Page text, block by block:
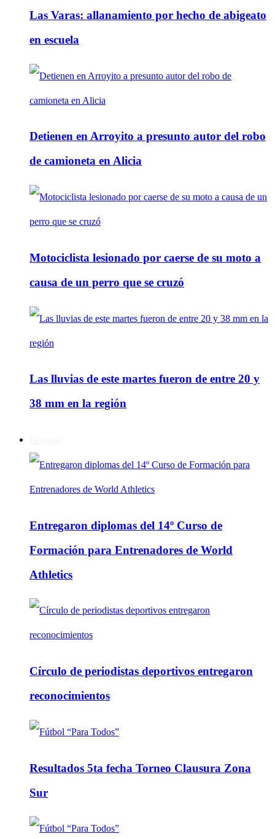
Las Varas: allanamiento por hecho de abigeato
en escuela
Detienen en Arroyito a presunto autor del robo
de camioneta en Alicia
Motociclista lesionado por caerse de su moto a
causa de un perro que se cruzó
Las lluvias de este martes fueron de entre 20 y
38 mm en la región
Entregaron diplomas del 14º Curso de
Formación para Entrenadores de World
Athletics
Círculo de periodistas deportivos entregaron
reconocimientos
Resultados 5ta fecha Torneo Clausura Zona
Sur